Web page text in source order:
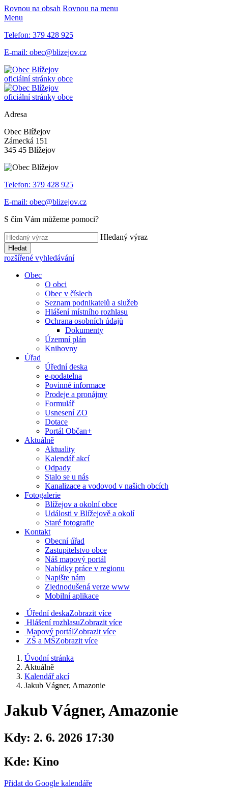
Rovnou na obsah Rovnou na menu
Menu
Telefon: 379 428 925
E-mail: obec@blizejov.cz
oficiální stránky obce
oficiální stránky obce
Adresa
Obec Blížejov
Zámecká 151
345 45 Blížejov
Telefon: 379 428 925
E-mail: obec@blizejov.cz
S čím Vám můžeme pomoci?
Hledaný výraz
Hledat
rozšířené vyhledávání
Obec
O obci
Obec v číslech
Seznam podnikatelů a služeb
Hlášení místního rozhlasu
Ochrana osobních údajů
Dokumenty
Územní plán
Knihovny
Úřad
Úřední deska
e-podatelna
Povinné informace
Prodeje a pronájmy
Formulář
Usnesení ZO
Dotace
Portál Občan+
Aktuálně
Aktuality
Kalendář akcí
Odpady
Stalo se u nás
Kanalizace a vodovod v našich obcích
Fotogalerie
Blížejov a okolní obce
Události v Blížejově a okolí
Staré fotografie
Kontakt
Obecní úřad
Zastupitelstvo obce
Náš mapový portál
Nabídky práce v regionu
Napište nám
Zjednodušená verze www
Mobilní aplikace
Úřední deskaZobrazit více
Hlášení rozhlasuZobrazit více
Mapový portálZobrazit více
ZŠ a MŠZobrazit více
Úvodní stránka
Aktuálně
Kalendář akcí
Jakub Vágner, Amazonie
Jakub Vágner, Amazonie
Kdy: 2. 6. 2026 17:30
Kde: Kino
Přidat do Google kalendáře